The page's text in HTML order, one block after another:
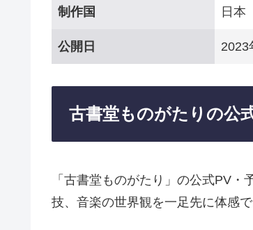
制作国 日本
公開日 2023
古書堂ものがたりの公
「古書堂ものがたり」の公式PV
技、音楽の世界観を一足先に体感で